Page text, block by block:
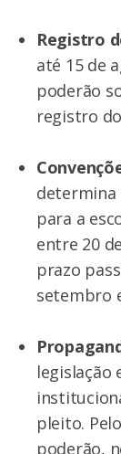
Registro
até 15 de
poderão
registro
determina
para a
entre 20
prazo
setembro
legislação
pleito.
poderão,